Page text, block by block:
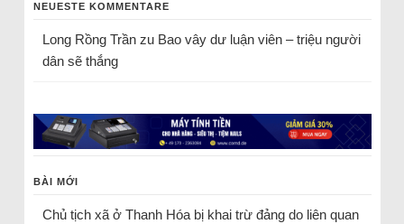
NEUESTE KOMMENTARE
Long Rồng Trầnzu Bao vây dư luận viên – triệu người
dân sẽ thắng
BÀI MỚI
Chủ tịch xã ở Thanh Hóa bị khai trừ đảng do liên quan